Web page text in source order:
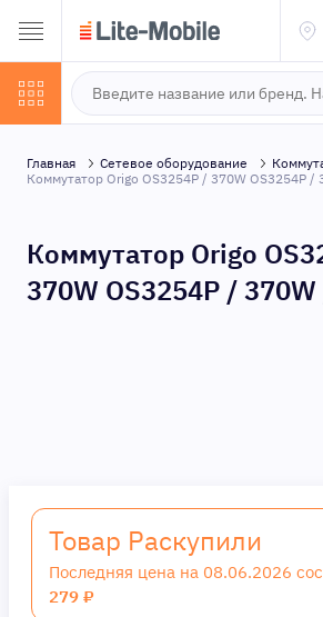
Главная Сетевое оборудование
Коммутатор Origo OS3254P / 370W OS3254P /
Коммутатор Origo
370W OS3254P /
Товар Раскупили
Последняя цена на 08.06.2026
279 ₽